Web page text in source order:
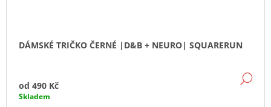
DÁMSKÉ TRIČKO ČERNÉ |D&B + NEURO| SQUARERUN
od 490 Kč
Skladem